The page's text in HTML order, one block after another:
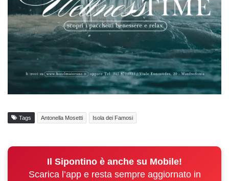
Tags Antonella Mosetti Isola dei Famosi
Il Sipontino è anche su Mobile!
Scarica l’app e resta sempre aggiornato in